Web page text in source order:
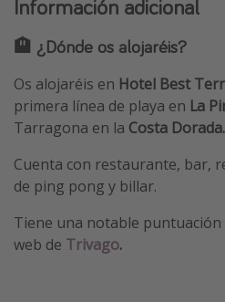
Información adicional
🏨 ¿Dónde os alojaréis?
Os alojaréis en Hotel Best
primera línea de playa en La
Tarragona en la Costa Dorada.
Cuenta con restaurante, bar,
de ping pong y billar.
Tiene una notable puntuación
web de Trivago.